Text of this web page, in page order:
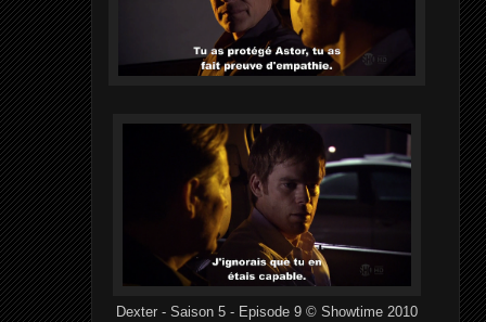
Dexter - Saison 5 - Episode 9 © Showtime 2010